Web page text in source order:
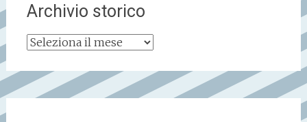
Archivio storico
Archivio